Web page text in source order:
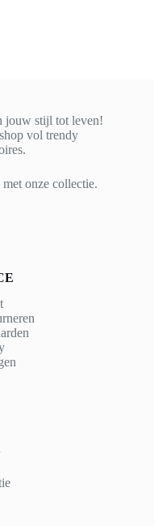
jouw stijl tot leven!
vol trendy
onze collectie.